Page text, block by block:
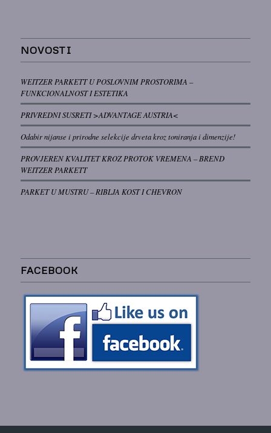
NOVOSTI
WEITZER PARKETT U POSLOVNIM PROSTORIMA –
FUNKCIONALNOST I ESTETIKA
PRIVREDNI SUSRETI >ADVANTAGE AUSTRIA<
Odabir nijanse i prirodne selekcije drveta kroz toniranja i dimenzije!
PROVJEREN KVALITET KROZ PROTOK VREMENA – BREND
WEITZER PARKETT
PARKET U MUSTRU – RIBLJA KOST I CHEVRON
FACEBOOK